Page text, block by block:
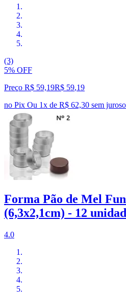
(3)
5% OFF
Preço R$ 59,19R$ 59,19
no Pix Ou 1x de R$ 62,30 sem juros
Forma Pão de Mel
(6,3x2,1cm) - 12
4.0